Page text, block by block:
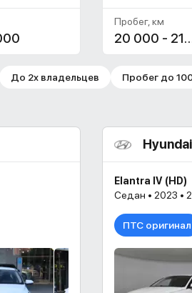
20 000 - 219
Пробег, км
До 2х владельцев Пробег до
Hyundai
Elantra IV (HD)
Седан • 2023 •
ПТС оригинал